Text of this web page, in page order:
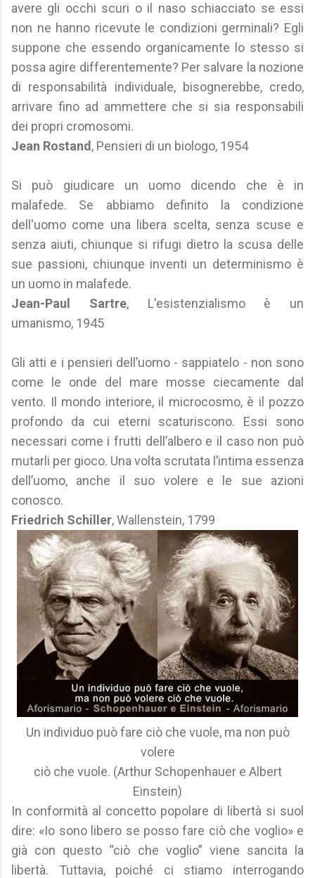
avere gli occhi scuri o il naso schiacciato se essi
non ne hanno ricevute le condizioni germinali? Egli
suppone che essendo organicamente lo stesso si
possa agire differentemente? Per salvare la nozione
di responsabilità individuale, bisognerebbe, credo,
arrivare fino ad ammettere che si sia responsabili
dei propri cromosomi.
Jean Rostand , Pensieri di un biologo, 1954
Si può giudicare un uomo dicendo che è in
malafede. Se abbiamo definito la condizione
dell'uomo come una libera scelta, senza scuse e
senza aiuti, chiunque si rifugi dietro la scusa delle
sue passioni, chiunque inventi un determinismo è
un uomo in malafede.
Jean-Paul Sartre, L'esistenzialismo è un
umanismo, 1945
Gli atti e i pensieri dell’uomo - sappiatelo - non sono
come le onde del mare mosse ciecamente dal
vento. Il mondo interiore, il microcosmo, è il pozzo
profondo da cui eterni scaturiscono. Essi sono
necessari come i frutti dell’albero e il caso non può
mutarli per gioco. Una volta scrutata l’intima essenza
dell’uomo, anche il suo volere e le sue azioni
conosco.
Friedrich Schiller, Wallenstein, 1799
Un individuo può fare ciò che vuole, ma non può
volere
ciò che vuole. (Arthur Schopenhauer e Albert
Einstein)
In conformità al concetto popolare di libertà si suol
dire: «Io sono libero se posso fare ciò che voglio» e
già con questo “ciò che voglio” viene sancita la
libertà. Tuttavia, poiché ci stiamo interrogando